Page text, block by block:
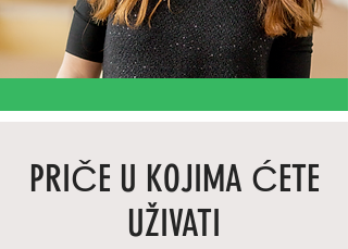
PRIČE U KOJIMA ĆETE
UŽIVATI